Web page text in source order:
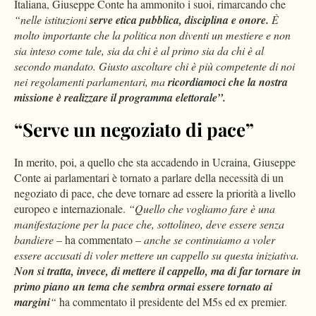
Italiana, Giuseppe Conte ha ammonito i suoi, rimarcando che
“nelle istituzioniserve etica pubblica, disciplina e onore. È
molto importante che la politica non diventi un mestiere e non
sia inteso come tale, sia da chi è al primo sia da chi è al
secondo mandato. Giusto ascoltare chi è più competente di noi
nei regolamenti parlamentari, maricordiamoci che la nostra
missione è realizzare il programma elettorale”.
“Serve un negoziato di pace”
In merito, poi, a quello che sta accadendo in Ucraina, Giuseppe
Conte ai parlamentari è tornato a parlare della necessità di un
negoziato di pace, che deve tornare ad essere la priorità a livello
europeo e internazionale. “Quello che vogliamo fare è una
manifestazione per la pace che, sottolineo, deve essere senza
bandiere– ha commentato –anche se continuiamo a voler
essere accusati di voler mettere un cappello su questa iniziativa.
Non si tratta, invece, di mettere il cappello, ma di far tornare in
primo piano un tema che sembra ormai essere tornato ai
margini“ ha commentato il presidente del M5s ed ex premier.